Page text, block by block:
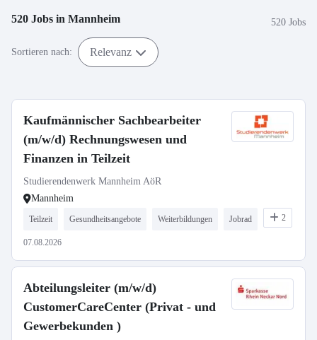
520 Jobs in Mannheim 520 Jobs
Sortieren nach: Relevanz
Kaufmännischer Sachbearbeiter
(m/w/d) Rechnungswesen und
Finanzen in Teilzeit
Studierendenwerk Mannheim AöR
Mannheim
Teilzeit Gesundheitsangebote Weiterbildungen Jobrad 2
07.08.2026
Abteilungsleiter (m/w/d)
CustomerCareCenter (Privat - und
Gewerbekunden )